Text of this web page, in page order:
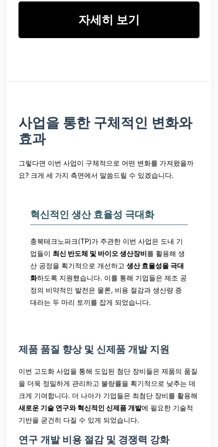
자세히 보기
사업을 통한 구체적인 변화와
효과
그렇다면 이번 사업이 구체적으로 어떤 변화를 가져왔을까
요? 크게 세 가지 측면에서 말씀드릴 수 있겠습니다.
혁신적인 생산 효율성 극대화
충북테크노파크(TP)가 주관한 이번 사업은 도내 기
업들이 최신 반도체 및 바이오 생산장비를 활용해 생
산 공정을 획기적으로 개선하고생산 효율성을 극대
화하도록 지원했습니다. 이를 통해 기업들은 제조 공
정의 비약적인 발전은 물론, 비용 절감과 생산량 증
대라는 두 마리 토끼를 잡게 되었습니다.
제품 품질 향상 및 신제품 개발 지원
이번 고도화 사업을 통해 도입된 첨단 장비들은 제품의 품질
을 더욱 정밀하게 관리하고 불량률을 획기적으로 낮추는 데
크게 기여합니다. 더 나아가 기업들은 최첨단 장비를 활용해
새로운 기술 연구와 혁신적인 신제품 개발에 필요한 기술적
기반을 굳건히 다질 수 있게 되었습니다.
연구 개발 비용 절감 및 경쟁력 강화